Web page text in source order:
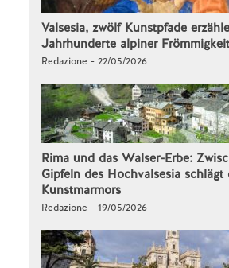
Valsesia, zwölf Kunstpfade
Jahrhunderte alpiner Frömmigkeit
Redazione - 22/05/2026
Rima und das Walser-Erbe:
Gipfeln des Hochvalsesia schlägt
Kunstmarmors
Redazione - 19/05/2026